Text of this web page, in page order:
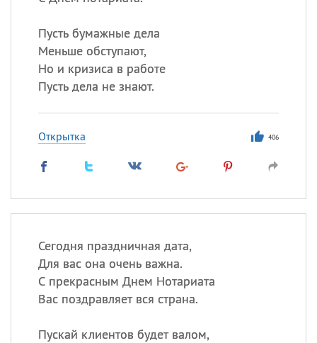
Пусть бумажные дела
Меньше обступают,
Но и кризиса в работе
Пусть дела не знают.
Открытка 406
Сегодня праздничная дата,
Для вас она очень важна.
С прекрасным Днем Нотариата
Вас поздравляет вся страна.
Пускай клиентов будет валом,
Сегодня празднуют именины
Анатолий, Афанасий,Борис
Кристина